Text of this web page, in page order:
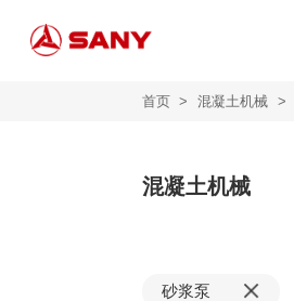
首页 > 混凝土机械 >
混凝土机械
砂浆泵